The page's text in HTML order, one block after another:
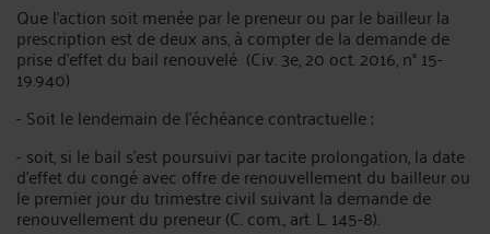
Que l'action soit menée par le preneur ou par le bailleur la
prescription est de deux ans, à compter de la demande de
prise d'effet du bail renouvelé (Civ. 3e, 20 oct. 2016, n° 15-
19.940)
- Soit le lendemain de l'échéance contractuelle ;
- soit, si le bail s'est poursuivi par tacite prolongation, la date
d'effet du congé avec offre de renouvellement du bailleur ou
le premier jour du trimestre civil suivant la demande de
renouvellement du preneur (C. com., art. L. 145-8).